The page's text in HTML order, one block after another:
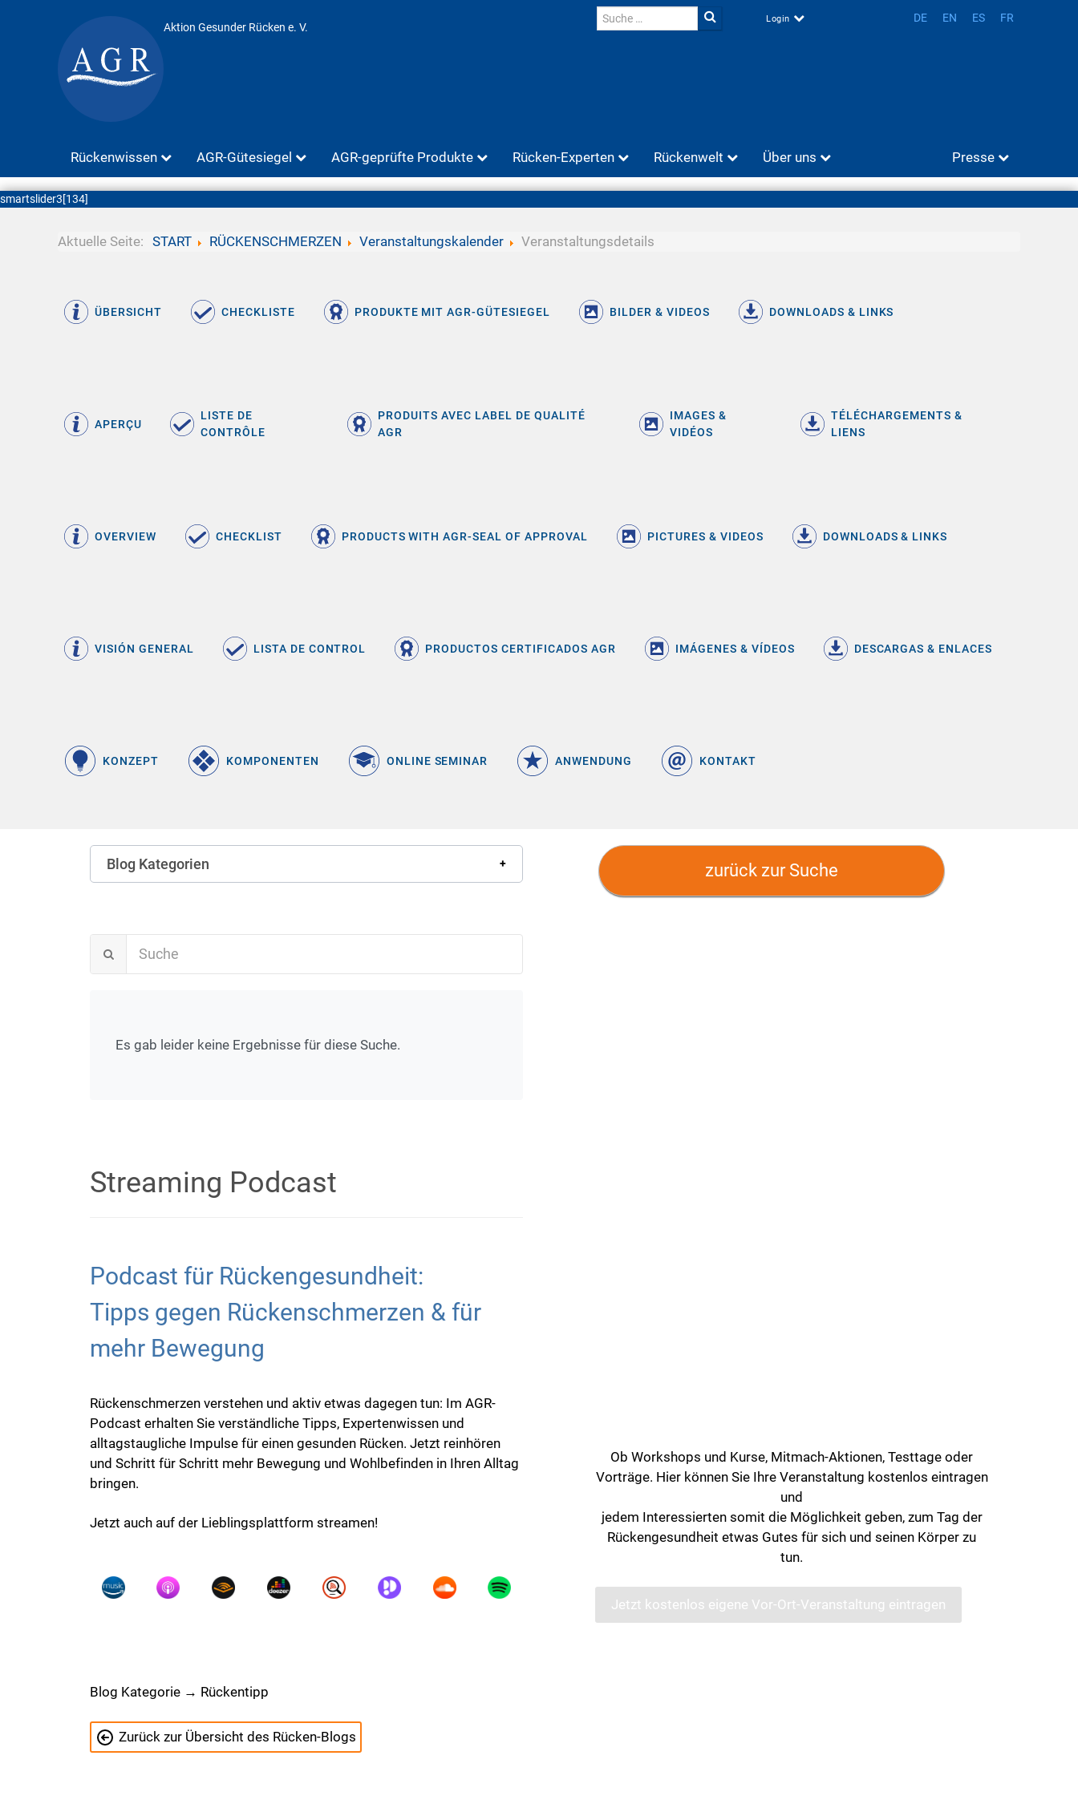
Aktion Gesunder Rücken e. V.
Login DE EN ES FR
Rückenwissen AGR-Gütesiegel AGR-geprüfte Produkte Rücken-Experten Rückenwelt Über uns Presse
smartslider3[134]
Aktuelle Seite: START RÜCKENSCHMERZEN Veranstaltungskalender Veranstaltungsdetails
ÜBERSICHT CHECKLISTE PRODUKTE MIT AGR-GÜTESIEGEL BILDER & VIDEOS DOWNLOADS & LINKS
APERÇU
LISTE DE
CONTRÔLE
PRODUITS AVEC LABEL DE QUALITÉ
AGR
IMAGES &
VIDÉOS
TÉLÉCHARGEMENTS &
LIENS
OVERVIEW CHECKLIST PRODUCTS WITH AGR-SEAL OF APPROVAL PICTURES & VIDEOS DOWNLOADS & LINKS
VISIÓN GENERAL LISTA DE CONTROL PRODUCTOS CERTIFICADOS AGR IMÁGENES & VÍDEOS DESCARGAS & ENLACES
KONZEPT KOMPONENTEN ONLINE SEMINAR ANWENDUNG KONTAKT
Blog Kategorien
Es gab leider keine Ergebnisse für diese Suche.
Streaming Podcast
Podcast für Rückengesundheit:
Tipps gegen Rückenschmerzen & für
mehr Bewegung
Rückenschmerzen verstehen und aktiv etwas dagegen tun: Im AGR-
Podcast erhalten Sie verständliche Tipps, Expertenwissen und
alltagstaugliche Impulse für einen gesunden Rücken. Jetzt reinhören
und Schritt für Schritt mehr Bewegung und Wohlbefinden in Ihren Alltag
bringen.
Jetzt auch auf der Lieblingsplattform streamen!
Blog Kategorie → Rückentipp
Zurück zur Übersicht des Rücken-Blogs
zurück zur Suche
Ob Workshops und Kurse, Mitmach-Aktionen, Testtage oder
Vorträge. Hier können Sie Ihre Veranstaltung kostenlos eintragen
und
jedem Interessierten somit die Möglichkeit geben, zum Tag der
Rückengesundheit etwas Gutes für sich und seinen Körper zu
tun.
Jetzt kostenlos eigene Vor-Ort-Veranstaltung eintragen